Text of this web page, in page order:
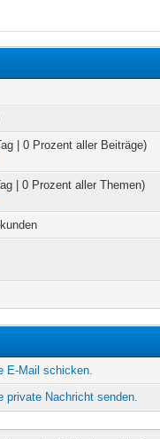
| 0 Prozent aller Beiträge)
| 0 Prozent aller Themen)
E-Mail schicken.
private Nachricht senden.